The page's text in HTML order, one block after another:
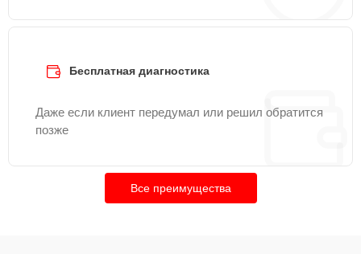
Бесплатная диагностика
Даже если клиент передумал или решил обратится
позже
Все преимущества